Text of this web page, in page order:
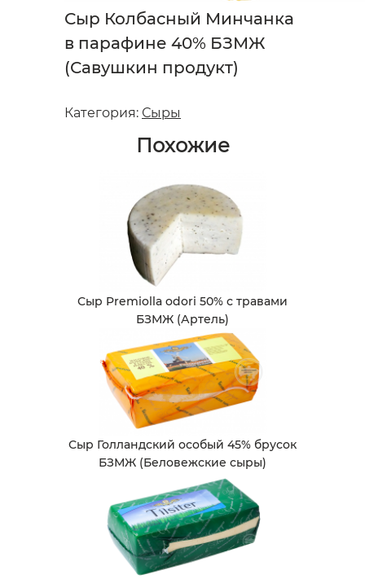
Сыр Колбасный Минчанка
в парафине 40% БЗМЖ
(Савушкин продукт)
Категория: Сыры
Похожие
Сыр Premiolla odori 50% с травами
БЗМЖ (Артель)
Сыр Голландский особый 45% брусок
БЗМЖ (Беловежские сыры)